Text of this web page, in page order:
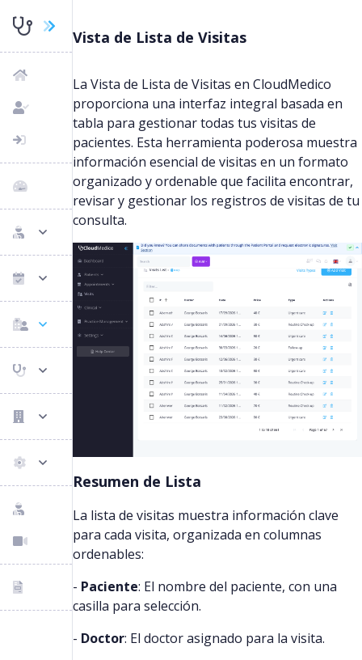
Vista de Lista de Visitas
La Vista de Lista de Visitas en CloudMedico
proporciona una interfaz integral basada en
tabla para gestionar todas tus visitas de
pacientes. Esta herramienta poderosa muestra
información esencial de visitas en un formato
organizado y ordenable que facilita encontrar,
revisar y gestionar los registros de visitas de tu
consulta.
Resumen de Lista
La lista de visitas muestra información clave
para cada visita, organizada en columnas
ordenables:
- Paciente: El nombre del paciente, con una
casilla para selección.
- Doctor: El doctor asignado para la visita.